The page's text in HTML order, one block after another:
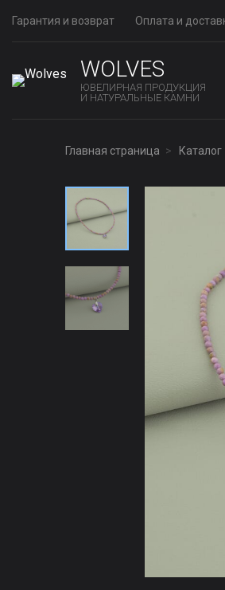
Гарантия и возврат Оплата и
WOLVES
ЮВЕЛИРНАЯ ПРОДУКЦИЯ
И НАТУРАЛЬНЫЕ КАМНИ
Главная страница Каталог